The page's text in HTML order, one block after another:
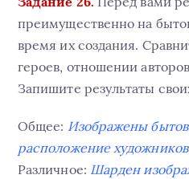
преимущественно на
время их создания.
героев, отношении
Запишите результаты
Общее: Изображены
расположение
Различное: Шарден